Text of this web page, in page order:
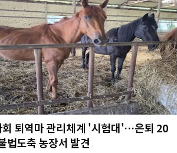
회 퇴역마 관리체계 '시험대'…은퇴 20
법도축 농장서 발견